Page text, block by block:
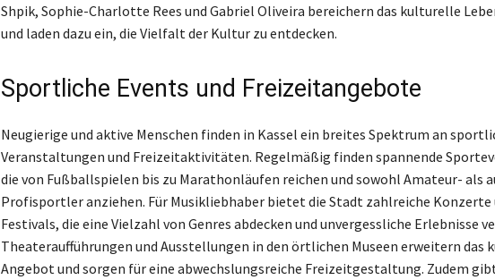
Shpik, Sophie-Charlotte Rees und Gabriel Oliveira bereichern das kulturelle
und laden dazu ein, die Vielfalt der Kultur zu entdecken.
Sportliche Events und Freizeitangebote
Neugierige und aktive Menschen finden in Kassel ein breites Spektrum an
Veranstaltungen und Freizeitaktivitäten. Regelmäßig finden spannende
die von Fußballspielen bis zu Marathonläufen reichen und sowohl Amateur- als
Profisportler anziehen. Für Musikliebhaber bietet die Stadt zahlreiche Konzerte
Festivals, die eine Vielzahl von Genres abdecken und unvergessliche Erlebnisse
Theateraufführungen und Ausstellungen in den örtlichen Museen erweitern das
Angebot und sorgen für eine abwechslungsreiche Freizeitgestaltung. Zudem